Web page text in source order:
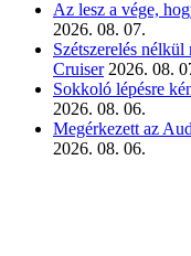
Az lesz a vége,
2026. 08. 07.
Szétszerelés
Cruiser 2026. 08.
Sokkoló lépésre
2026. 08. 06.
Megérkezett az
2026. 08. 06.